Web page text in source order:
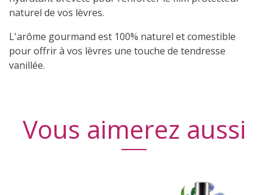
naturel de vos lèvres.
L'arôme gourmand est 100% naturel et comestible
pour offrir à vos lèvres une touche de tendresse
vanillée.
Vous aimerez aussi